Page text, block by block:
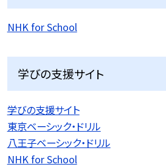
NHK for School
学びの支援サイト
学びの支援サイト
東京ベーシック・ドリル
八王子ベーシック・ドリル
NHK for School